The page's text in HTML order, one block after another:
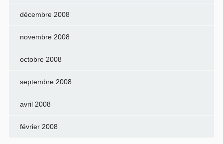
décembre 2008
novembre 2008
octobre 2008
septembre 2008
avril 2008
février 2008